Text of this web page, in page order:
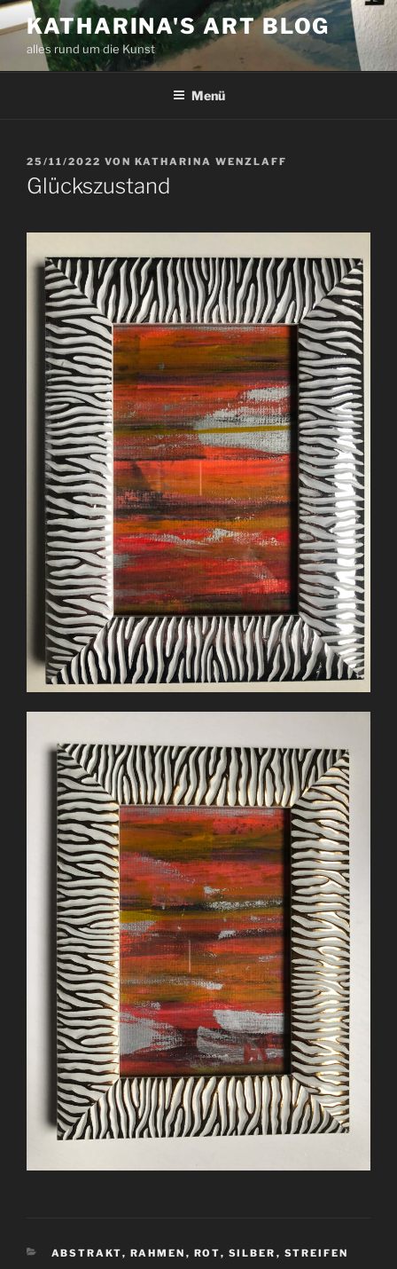
Zum
Inhalt
springen
KATHARINA'S ART BLOG
alles rund um die Kunst
Menü
VERÖFFENTLICHT
AM
25/11/2022 VON KATHARINA WENZLAFF
Glückszustand
KATEGORIEN
ABSTRAKT, RAHMEN , ROT, SILBER , STREIFEN